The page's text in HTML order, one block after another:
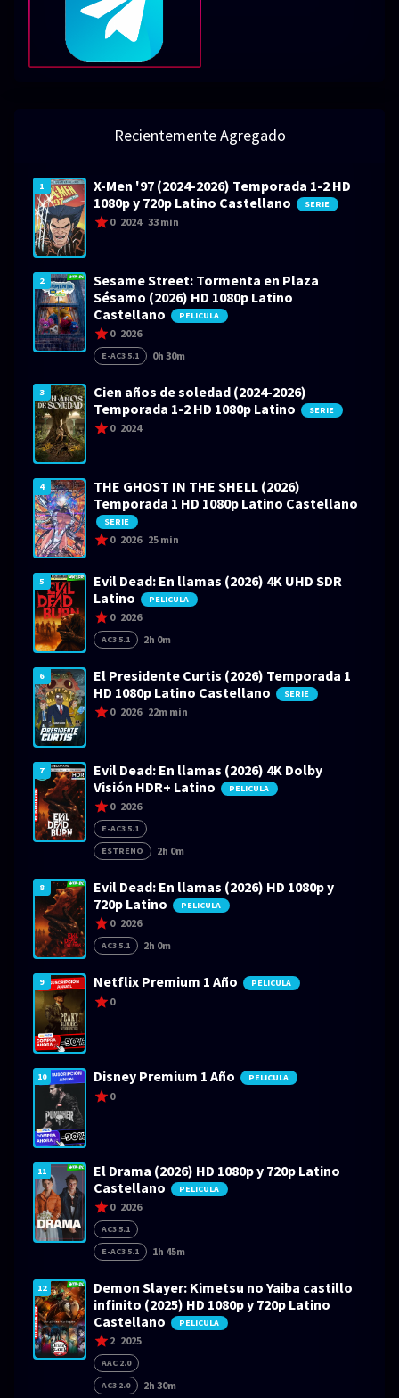
Recientemente Agregado
1
X-Men '97 (2024-2026) Temporada 1-2 HD
1080p y 720p Latino Castellano
SERIE
0 2024 33 min
2
Sesame Street: Tormenta en Plaza
Sésamo (2026) HD 1080p Latino
Castellano
PELICULA
0 2026
E-AC3 5.1 0h 30m
3
Cien años de soledad (2024-2026)
Temporada 1-2 HD 1080p Latino
SERIE
0 2024
4
THE GHOST IN THE SHELL (2026)
Temporada 1 HD 1080p Latino Castellano
SERIE
0 2026 25 min
5
Evil Dead: En llamas (2026) 4K UHD SDR
Latino
PELICULA
0 2026
AC3 5.1 2h 0m
6
El Presidente Curtis (2026) Temporada 1
HD 1080p Latino Castellano
SERIE
0 2026 22m min
7
Evil Dead: En llamas (2026) 4K Dolby
Visión HDR+ Latino
PELICULA
0 2026
E-AC3 5.1
ESTRENO
2h 0m
8
Evil Dead: En llamas (2026) HD 1080p y
720p Latino
PELICULA
0 2026
AC3 5.1 2h 0m
9 Netflix Premium 1 Año PELICULA
0
10 Disney Premium 1 Año PELICULA
0
11
El Drama (2026) HD 1080p y 720p Latino
Castellano
PELICULA
0 2026
AC3 5.1
E-AC3 5.1
1h 45m
12
Demon Slayer: Kimetsu no Yaiba castillo
infinito (2025) HD 1080p y 720p Latino
Castellano
PELICULA
2 2025
AAC 2.0
AC3 2.0
2h 30m